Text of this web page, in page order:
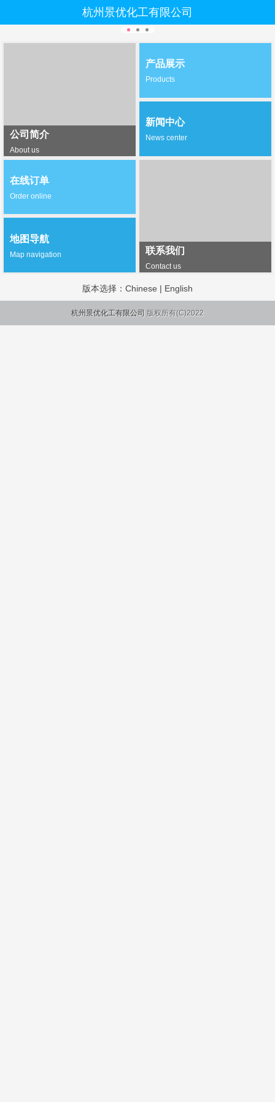
杭州景优化工有限公司
公司简介
About us
产品展示
Products
新闻中心
News center
联系我们
Contact us
在线订单
Order online
地图导航
Map navigation
版本选择： Chinese | English
杭州景优化工有限公司 版权所有(C)2022